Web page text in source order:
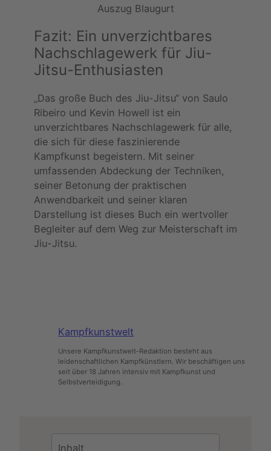
Auszug Blaugurt
Fazit: Ein unverzichtbares
Nachschlagewerk für Jiu-
Jitsu-Enthusiasten
„Das große Buch des Jiu-Jitsu“ von Saulo
Ribeiro und Kevin Howell ist ein
unverzichtbares Nachschlagewerk für alle,
die sich für diese faszinierende
Kampfkunst begeistern. Mit seiner
umfassenden Abdeckung der Techniken,
seiner Betonung der praktischen
Anwendbarkeit und seiner klaren
Darstellung ist dieses Buch ein wertvoller
Begleiter auf dem Weg zur Meisterschaft im
Jiu-Jitsu.
Kampfkunstwelt
Unsere Kampfkunstwelt-Redaktion besteht aus
leidenschaftlichen Kampfkünstlern. Wir beschäftigen uns
seit über 18 Jahren intensiv mit Kampfkunst und
Selbstverteidigung.
Inhalt